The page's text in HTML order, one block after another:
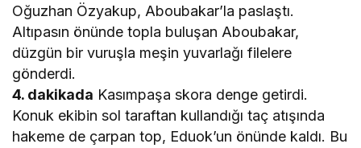
Oğuzhan Özyakup, Aboubakar’la paslaştı.
Altıpasın önünde topla buluşan Aboubakar,
düzgün bir vuruşla meşin yuvarlağı filelere
gönderdi.
4. dakikada Kasımpaşa skora denge getirdi.
Konuk ekibin sol taraftan kullandığı taç atışında
hakeme de çarpan top, Eduok’un önünde kaldı. Bu